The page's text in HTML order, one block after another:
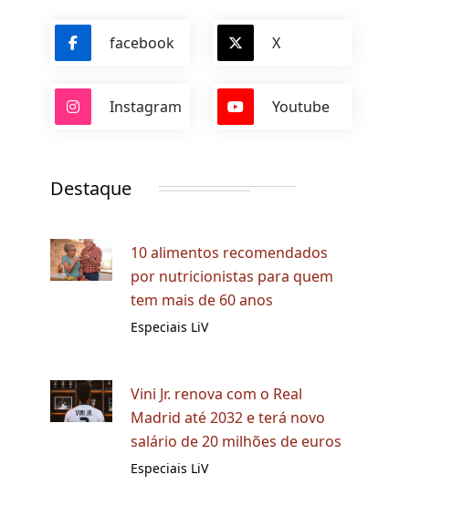
facebook X
Instagram Youtube
Destaque
10 alimentos recomendados
por nutricionistas para quem
tem mais de 60 anos
Especiais LiV
Vini Jr. renova com o Real
Madrid até 2032 e terá novo
salário de 20 milhões de euros
Especiais LiV